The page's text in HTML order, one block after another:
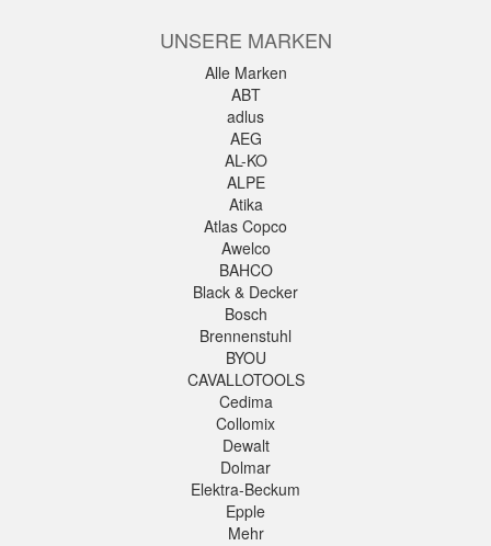
UNSERE MARKEN
Alle Marken
ABT
adlus
AEG
AL-KO
ALPE
Atika
Atlas Copco
Awelco
BAHCO
Black & Decker
Bosch
Brennenstuhl
BYOU
CAVALLOTOOLS
Cedima
Collomix
Dewalt
Dolmar
Elektra-Beckum
Epple
Mehr